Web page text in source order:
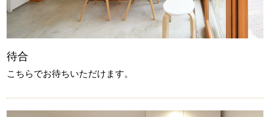
待合
こちらでお待ちいただけます。